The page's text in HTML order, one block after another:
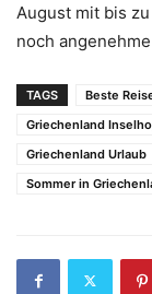
August mit bis
noch
TAGS Beste
Griechenland
Griechenland Urlaub
Sommer in